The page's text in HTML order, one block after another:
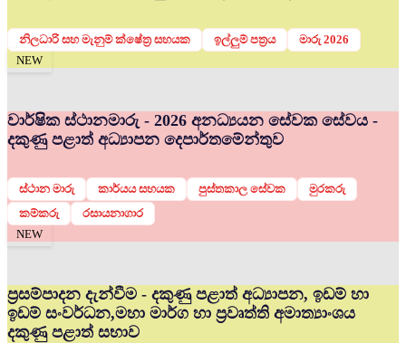
නිලධාරි සහ මැනුම් ක්ෂේත්‍ර සහයක ඉල්ලුම් පත්‍රය
මාරු 2026
NEW
වාර්ෂික ස්ථානමාරු - 2026 අනධ්‍යයන සේවක සේවය -
දකුණු පළාත් අධ්‍යාපන දෙපාර්තමේන්තුව
ස්ථාන මාරු කාර්යය සහයක පුස්තකාල සේවක
මුරකරු
කම්කරු
රසායනාගාර
NEW
ප්‍රසම්පාදන දැන්වීම - දකුණු පළාත් අධ්‍යාපන, ඉඩම් හා
ඉඩම් සංවර්ධන,මහා මාර්ග හා ප්‍රවෘත්ති අමාත්‍යාංශය
දකුණු පළාත් සභාව